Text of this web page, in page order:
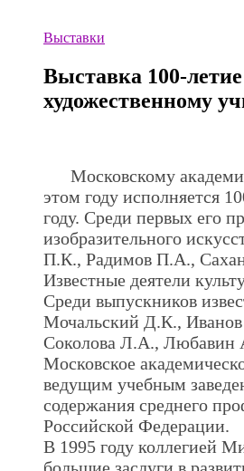
Выставки
Выставка 100-
художественному
Московскому
этом году исполняется
году. Среди первых его
изобразительного
П.К., Радимов П.А.,
Известные деятели
Среди выпускников
Мочальский Д.К.,
Соколова Л.А., Любавин
Московское
ведущим учебным
содержания среднего
Российской Федерации.
В 1995 году коллегией